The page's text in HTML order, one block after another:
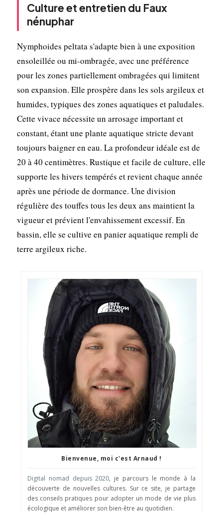
Culture et entretien du Faux
nénuphar
Nymphoides peltata s'adapte bien à une exposition
ensoleillée ou mi-ombragée, avec une préférence
pour les zones partiellement ombragées qui limitent
son expansion. Elle prospère dans les sols argileux et
humides, typiques des zones aquatiques et paludales.
Cette vivace nécessite un arrosage important et
constant, étant une plante aquatique stricte devant
toujours baigner en eau. La profondeur idéale est de
20 à 40 centimètres. Rustique et facile de culture, elle
supporte les hivers tempérés et revient chaque année
après une période de dormance. Une division
régulière des touffes tous les deux ans maintient la
vigueur et prévient l'envahissement excessif. En
bassin, elle se cultive en panier aquatique rempli de
terre argileux riche.
Bienvenue, moi c'est Arnaud !
Digital nomad depuis 2020, je parcours le monde à la
découverte de nouvelles cultures. Sur ce site, je partage
des conseils pratiques pour adopter un mode de vie plus
écologique et améliorer son bien-être au quotidien.